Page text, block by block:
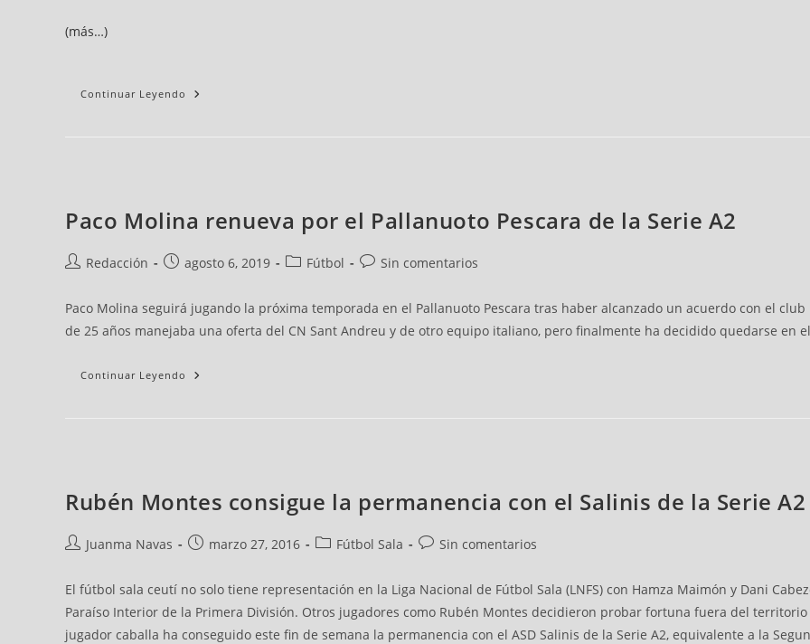
(más…)
Continuar Leyendo
Paco Molina renueva por el Pallanuoto Pescara de la Serie A2
Redacción agosto 6, 2019 Fútbol Sin comentarios
Paco Molina seguirá jugando la próxima temporada en el Pallanuoto Pescara tras haber alcanzado un acuerdo con el
de 25 años manejaba una oferta del CN Sant Andreu y de otro equipo italiano, pero finalmente ha decidido quedarse en
Continuar Leyendo
Rubén Montes consigue la permanencia con el Salinis de la Serie
Juanma Navas marzo 27, 2016 Fútbol Sala Sin comentarios
El fútbol sala ceutí no solo tiene representación en la Liga Nacional de Fútbol Sala (LNFS) con Hamza Maimón y Dani
Paraíso Interior de la Primera División. Otros jugadores como Rubén Montes decidieron probar fortuna fuera del
jugador caballa ha conseguido este fin de semana la permanencia con el ASD Salinis de la Serie A2, equivalente a la